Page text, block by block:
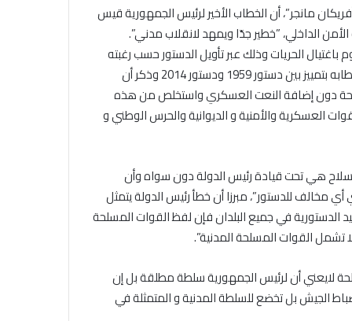
مانجر”، أن الخطاب الأخير لرئيس الجمهورية قيس
الحريات وذلك عبر تأويل الدستور حسب رغبته
وعلى مقاس مشروعه السياسي” ونوه إلى أن الرئيس كان قد بدأ خطابه بتمييز بين دستور 1959 ودستور 2014 وذكر أن
دون إضافة النعت العسكري واستخلص من هذه
العسكرية والأمنية و الديوانية والحرس الوطني و
هي تحت قيادة رئيس الدولة دون سواه وأن
و المؤرخ في 17 أوت 2017، غير دستوري أي مخالف للدستور”، مبرزا أن خطأ رئيس الدولة يتمثل
الدستورية في جميع البلدان فإن لفظ القوات المسلحة
تشمل القوات المسلحة المدنية”.
لايعني أن لرئيس الجمهورية سلطة مطلقة بل إن
الجيش بل تخضع للسلطة المدنية و المتمثلة في